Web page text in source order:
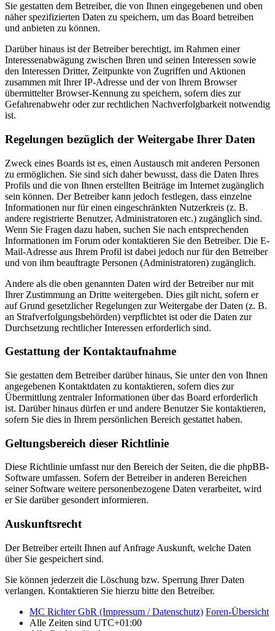
Sie gestatten dem Betreiber, die von Ihnen eingegebenen und oben
näher spezifizierten Daten zu speichern, um das Board betreiben
und anbieten zu können.
Darüber hinaus ist der Betreiber berechtigt, im Rahmen einer
Interessenabwägung zwischen Ihren und seinen Interessen sowie
den Interessen Dritter, Zeitpunkte von Zugriffen und Aktionen
zusammen mit Ihrer IP-Adresse und der von Ihrem Browser
übermittelter Browser-Kennung zu speichern, sofern dies zur
Gefahrenabwehr oder zur rechtlichen Nachverfolgbarkeit notwendig
ist.
Regelungen bezüglich der Weitergabe Ihrer Daten
Zweck eines Boards ist es, einen Austausch mit anderen Personen
zu ermöglichen. Sie sind sich daher bewusst, dass die Daten Ihres
Profils und die von Ihnen erstellten Beiträge im Internet zugänglich
sein können. Der Betreiber kann jedoch festlegen, dass einzelne
Informationen nur für einen eingeschränkten Nutzerkreis (z. B.
andere registrierte Benutzer, Administratoren etc.) zugänglich sind.
Wenn Sie Fragen dazu haben, suchen Sie nach entsprechenden
Informationen im Forum oder kontaktieren Sie den Betreiber. Die E-
Mail-Adresse aus Ihrem Profil ist dabei jedoch nur für den Betreiber
und von ihm beauftragte Personen (Administratoren) zugänglich.
Andere als die oben genannten Daten wird der Betreiber nur mit
Ihrer Zustimmung an Dritte weitergeben. Dies gilt nicht, sofern er
auf Grund gesetzlicher Regelungen zur Weitergabe der Daten (z. B.
an Strafverfolgungsbehörden) verpflichtet ist oder die Daten zur
Durchsetzung rechtlicher Interessen erforderlich sind.
Gestattung der Kontaktaufnahme
Sie gestatten dem Betreiber darüber hinaus, Sie unter den von Ihnen
angegebenen Kontaktdaten zu kontaktieren, sofern dies zur
Übermittlung zentraler Informationen über das Board erforderlich
ist. Darüber hinaus dürfen er und andere Benutzer Sie kontaktieren,
sofern Sie dies in Ihrem persönlichen Bereich gestattet haben.
Geltungsbereich dieser Richtlinie
Diese Richtlinie umfasst nur den Bereich der Seiten, die die phpBB-
Software umfassen. Sofern der Betreiber in anderen Bereichen
seiner Software weitere personenbezogene Daten verarbeitet, wird
er Sie darüber gesondert informieren.
Auskunftsrecht
Der Betreiber erteilt Ihnen auf Anfrage Auskunft, welche Daten
über Sie gespeichert sind.
Sie können jederzeit die Löschung bzw. Sperrung Ihrer Daten
verlangen. Kontaktieren Sie hierzu bitte den Betreiber.
MC Richter GbR (Impressum / Datenschutz) Foren-Übersicht
Alle Zeiten sind UTC+01:00